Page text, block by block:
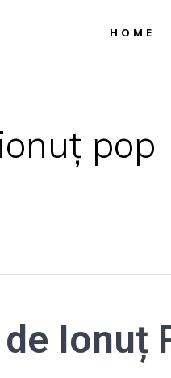
HOME
pop
Ionuț